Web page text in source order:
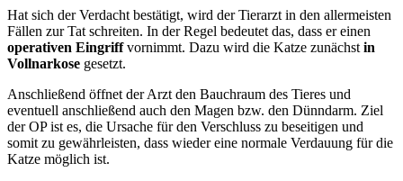
Hat sich der Verdacht bestätigt, wird der Tierarzt in den allermeisten
Fällen zur Tat schreiten. In der Regel bedeutet das, dass er einen
operativen Eingriffvornimmt. Dazu wird die Katze zunächst in
Vollnarkose gesetzt.
Anschließend öffnet der Arzt den Bauchraum des Tieres und
eventuell anschließend auch den Magen bzw. den Dünndarm. Ziel
der OP ist es, die Ursache für den Verschluss zu beseitigen und
somit zu gewährleisten, dass wieder eine normale Verdauung für die
Katze möglich ist.